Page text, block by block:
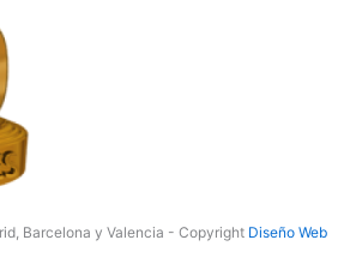
Barcelona y Valencia - Copyright Diseño Web